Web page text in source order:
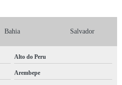
Bahia Salvador
Alto do Peru
Arembepe